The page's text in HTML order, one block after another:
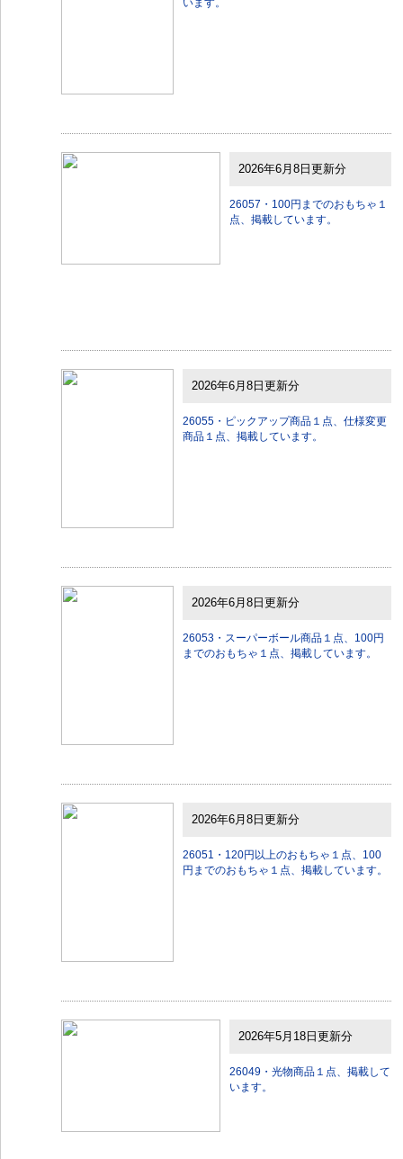
2026年6月8日更新分
26057・100円までのおもちゃ１
点、掲載しています。
2026年6月8日更新分
26055・ピックアップ商品１点、仕様変更
商品１点、掲載しています。
2026年6月8日更新分
26053・スーパーボール商品１点、100円
までのおもちゃ１点、掲載しています。
2026年6月8日更新分
26051・120円以上のおもちゃ１点、100
円までのおもちゃ１点、掲載しています。
2026年5月18日更新分
26049・光物商品１点、掲載して
います。